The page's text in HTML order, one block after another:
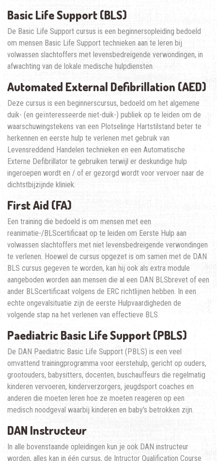
Basic Life Support (BLS)
De Basic Life Support cursus is een beginnersopleiding bedoeld
om mensen Basic Life Support technieken aan te leren bij
volwassen slachtoffers met levensbedreigende verwondingen, in
afwachting van de lokale medische hulpdiensten.
Automated External Defibrillation (AED)
Deze cursus is een beginnerscursus, bedoeld om het algemene
duik- (en geïnteresseerde niet-duik-) publiek op te leiden om de
waarschuwingstekens van een Plotselinge Hartstilstand beter te
herkennen en eerste hulp te verlenen met gebruik van
Levensreddend Handelen technieken en een Automatische
Externe Defibrillator te gebruiken terwijl er deskundige hulp
ingeroepen wordt en / of er gezorgd wordt voor vervoer naar de
dichtstbijzijnde kliniek.
First Aid (FA)
Een training die bedoeld is om mensen met een
reanimatie-/BLScertificaat op te leiden om Eerste Hulp aan
volwassen slachtoffers met niet levensbedreigende verwondingen
te verlenen. Hoewel de cursus opgezet is om samen met de DAN
BLS cursus gegeven te worden, kan hij ook als extra module
aangeboden worden aan mensen die al een DAN BLSbrevet of een
ander BLScertificaat volgens de ERC richtlijnen hebben. In een
echte ongevalsituatie zijn de eerste Hulpvaardigheden de
volgende stap na het verlenen van effectieve BLS.
Paediatric Basic Life Support (PBLS)
De DAN Paediatric Basic Life Support (PBLS) is een veel
omvattend trainingprogramma voor eerstehulp, gericht op ouders,
grootouders, babysitters, docenten, buschauffeurs die regelmatig
kinderen vervoeren, kinderverzorgers, jeugdsport coaches en
anderen die moeten leren hoe ze moeten reageren op een
medisch noodgeval waarbij kinderen en baby's betrokken zijn.
DAN Instructeur
In alle bovenstaande opleidingen kun je ook DAN instructeur
worden, alles kan in één cursus, de Intructor Qualification Course